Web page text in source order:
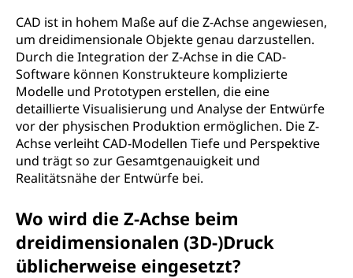
CAD ist in hohem Maße auf die Z-Achse angewiesen,
um dreidimensionale Objekte genau darzustellen.
Durch die Integration der Z-Achse in die CAD-
Software können Konstrukteure komplizierte
Modelle und Prototypen erstellen, die eine
detaillierte Visualisierung und Analyse der Entwürfe
vor der physischen Produktion ermöglichen. Die Z-
Achse verleiht CAD-Modellen Tiefe und Perspektive
und trägt so zur Gesamtgenauigkeit und
Realitätsnähe der Entwürfe bei.
Wo wird die Z-Achse beim
dreidimensionalen (3D-)Druck
üblicherweise eingesetzt?